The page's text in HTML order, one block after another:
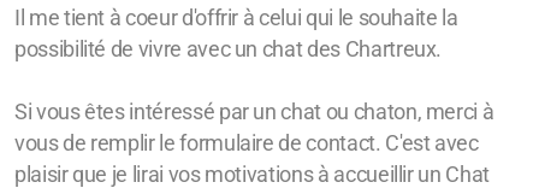
Il me tient à coeur d'offrir à celui qui le souhaite la
possibilité de vivre avec un chat des Chartreux.
Si vous êtes intéressé par un chat ou chaton, merci à
vous de remplir le formulaire de contact. C'est avec
plaisir que je lirai vos motivations à accueillir un Chat